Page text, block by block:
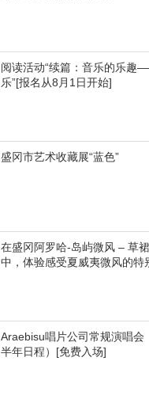
阅读活动“续篇：音乐的乐趣
乐”[报名从8月1日开始]
盛冈市艺术收藏展“蓝色”
在盛冈阿罗哈-岛屿微风 – 草
中，体验感受夏威夷微风的特
Araebisu唱片公司常规演唱会
半年日程）[免费入场]